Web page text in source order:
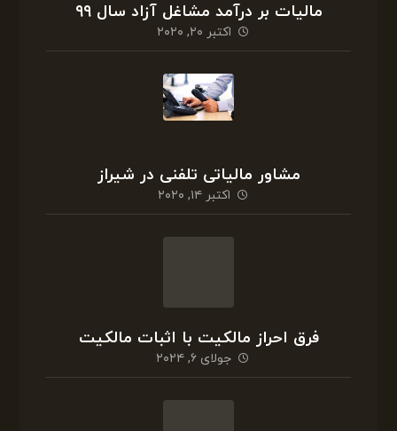
مالیات بر درآمد مشاغل آزاد سال ۹۹
اکتبر ۲۰, ۲۰۲۰
مشاور مالیاتی تلفنی در شیراز
اکتبر ۱۴, ۲۰۲۰
فرق احراز مالکیت با اثبات مالکیت
جولای ۶, ۲۰۲۴